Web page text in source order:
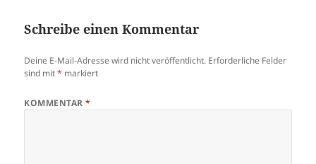
Schreibe einen Kommentar
Deine E-Mail-Adresse wird nicht veröffentlicht. Erforderliche Felder
sind mit* markiert
KOMMENTAR*